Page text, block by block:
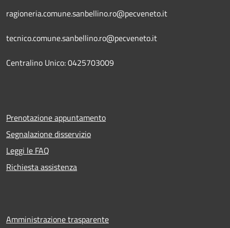
ragioneria.comune.sanbellino.ro@pecveneto.it
tecnico.comune.sanbellino.ro@pecveneto.it
Centralino Unico: 0425703009
Prenotazione appuntamento
Segnalazione disservizio
Leggi le FAQ
Richiesta assistenza
Amministrazione trasparente